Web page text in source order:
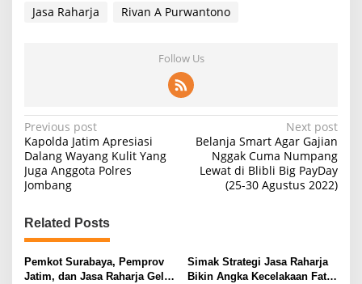
Jasa Raharja Rivan A Purwantono
Follow Us
P
o
s
t
n
a
v
Previous post
Kapolda Jatim Apresiasi
Dalang Wayang Kulit Yang
Juga Anggota Polres
Jombang
Next post
Belanja Smart Agar Gajian
Nggak Cuma Numpang
Lewat di Blibli Big PayDay
(25-30 Agustus 2022)
Related Posts
Pemkot Surabaya, Pemprov
Jatim, dan Jasa Raharja Gelar
Simak Strategi Jasa Raharja
Bikin Angka Kecelakaan Fatal